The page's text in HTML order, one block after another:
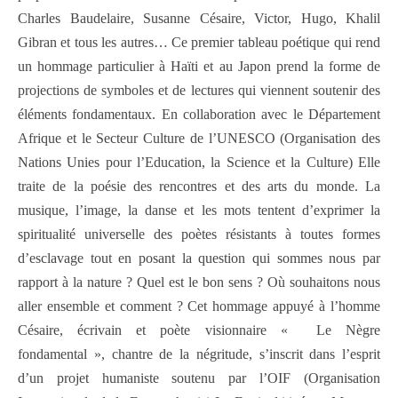
Charles Baudelaire, Susanne Césaire, Victor, Hugo, Khalil
Gibran et tous les autres… Ce premier tableau poétique qui rend
un hommage particulier à Haïti et au Japon prend la forme de
projections de symboles et de lectures qui viennent soutenir des
éléments fondamentaux. En collaboration avec le Département
Afrique et le Secteur Culture de l’UNESCO (Organisation des
Nations Unies pour l’Education, la Science et la Culture) Elle
traite de la poésie des rencontres et des arts du monde. La
musique, l’image, la danse et les mots tentent d’exprimer la
spiritualité universelle des poètes résistants à toutes formes
d’esclavage tout en posant la question qui sommes nous par
rapport à la nature ? Quel est le bon sens ? Où souhaitons nous
aller ensemble et comment ? Cet hommage appuyé à l’homme
Césaire, écrivain et poète visionnaire « Le Nègre
fondamental », chantre de la négritude, s’inscrit dans l’esprit
d’un projet humaniste soutenu par l’OIF (Organisation